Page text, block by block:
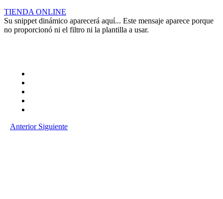
TIENDA ONLINE
Su snippet dinámico aparecerá aquí... Este mensaje aparece porque
no proporcionó ni el filtro ni la plantilla a usar.
Anterior Siguiente